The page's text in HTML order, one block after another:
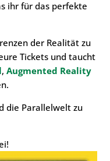
ihr für das perfekte
der Realität zu
Tickets und taucht
,Augmented Reality
die Parallelwelt zu